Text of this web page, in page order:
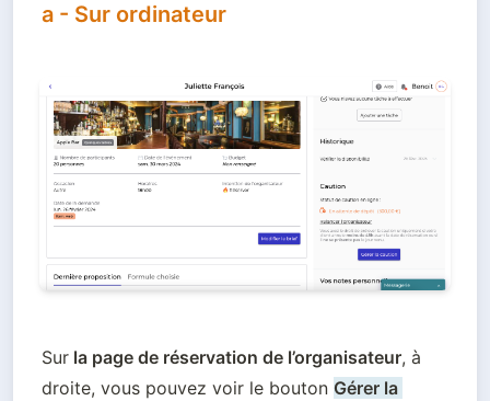
a - Sur ordinateur
Sur la page de réservation de l’organisateur, à
droite, vous pouvez voir le bouton Gérer la